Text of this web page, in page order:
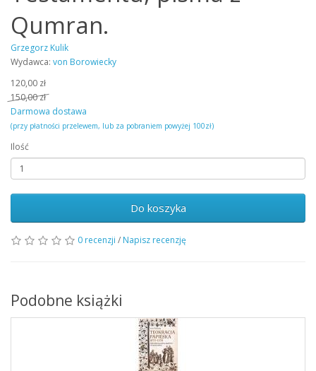
Qumran.
Grzegorz Kulik
Wydawca: von Borowiecky
120,00 zł
150,00 zł
Darmowa dostawa
(przy płatności przelewem, lub za pobraniem powyżej 100zł)
Ilość
Do koszyka
0 recenzji / Napisz recenzję
Podobne książki